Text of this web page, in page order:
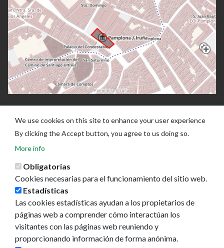
Ayuntamiento de Pamplona
Plaza Consistorial, s/n
31001 - Pamplona
948 420 100
We use cookies on this site to enhance your user experience
By clicking the Accept button, you agree to us doing so.
More info
Obligatorias
Cookies necesarias para el funcionamiento del sitio web.
Estadísticas
Las cookies estadísticas ayudan a los propietarios de
páginas web a comprender cómo interactúan los
visitantes con las páginas web reuniendo y
proporcionando información de forma anónima.